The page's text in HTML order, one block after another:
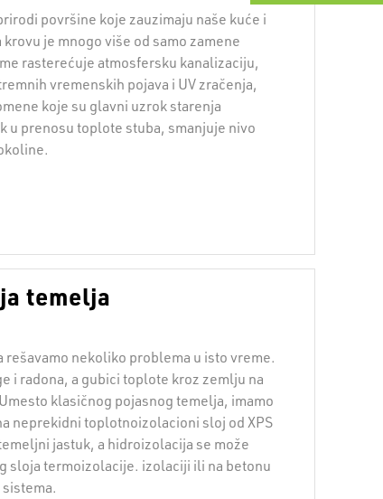
površine koje zauzimaju naše kuće i
je mnogo više od samo zamene
rasterećuje atmosfersku kanalizaciju,
vremenskih pojava i UV zračenja,
koje su glavni uzrok starenja
u prenosu toplote stuba, smanjuje nivo
temelja
nekoliko problema u isto vreme.
i radona, a gubici toplote kroz zemlju na
klasičnog pojasnog temelja, imamo
neprekidni toplotnoizolacioni sloj od XPS
jastuk, a hidroizolacija se može
sloja termoizolacije. izolaciji ili na betonu